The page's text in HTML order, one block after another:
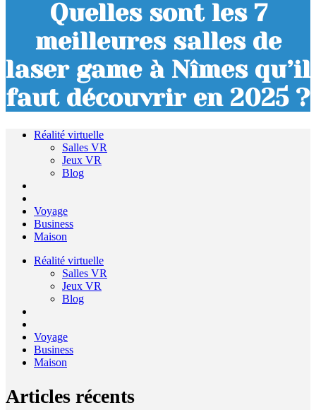
Quelles sont les 7
meilleures salles de
laser game à Nîmes qu’il
faut découvrir en 2025 ?
Réalité virtuelle
Salles VR
Jeux VR
Blog
Voyage
Business
Maison
Réalité virtuelle
Salles VR
Jeux VR
Blog
Voyage
Business
Maison
Articles récents